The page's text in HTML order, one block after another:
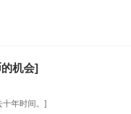
机会]
十年时间。]